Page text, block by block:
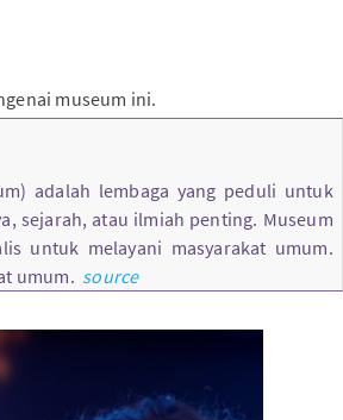
museum ini.
adalah lembaga yang peduli untuk
sejarah, atau ilmiah penting. Museum
untuk melayani masyarakat umum.
umum. source